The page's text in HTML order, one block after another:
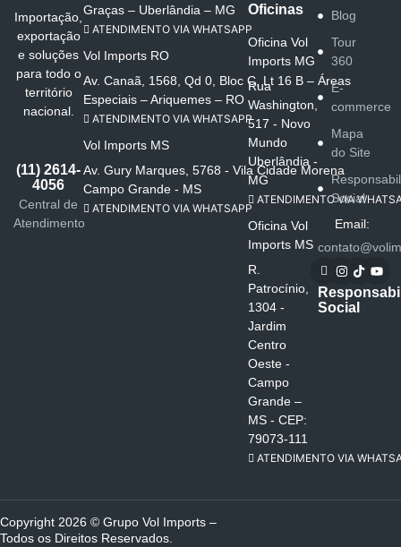
Importação,
exportação
e soluções
para todo o
território
nacional.
(11) 2614-
4056
Central de
Atendimento
Graças – Uberlândia – MG
ATENDIMENTO VIA WHATSAPP
Vol Imports RO
Av. Canaã, 1568, Qd 0, Bloc C, Lt 16 B – Áreas
Especiais – Ariquemes – RO
ATENDIMENTO VIA WHATSAPP
Vol Imports MS
Av. Gury Marques, 5768 - Vila Cidade Morena
Campo Grande - MS
ATENDIMENTO VIA WHATSAPP
Oficinas
Oficina Vol
Imports MG
Rua
Washington,
517 - Novo
Mundo
Uberlândia -
MG
ATENDIMENTO VIA
Oficina Vol
Imports MS
R.
Patrocínio,
1304 -
Jardim
Centro
Oeste -
Campo
Grande –
MS - CEP:
79073-111
ATENDIMENTO VIA
Blog
Tour
360
E-
commerce
Mapa
do Site
Social
Email:
Social
Copyright 2026 © Grupo Vol Imports –
Todos os Direitos Reservados.